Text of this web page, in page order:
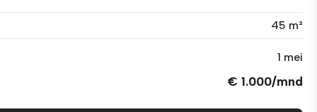
45 m²
1 mei
€ 1.000/mnd